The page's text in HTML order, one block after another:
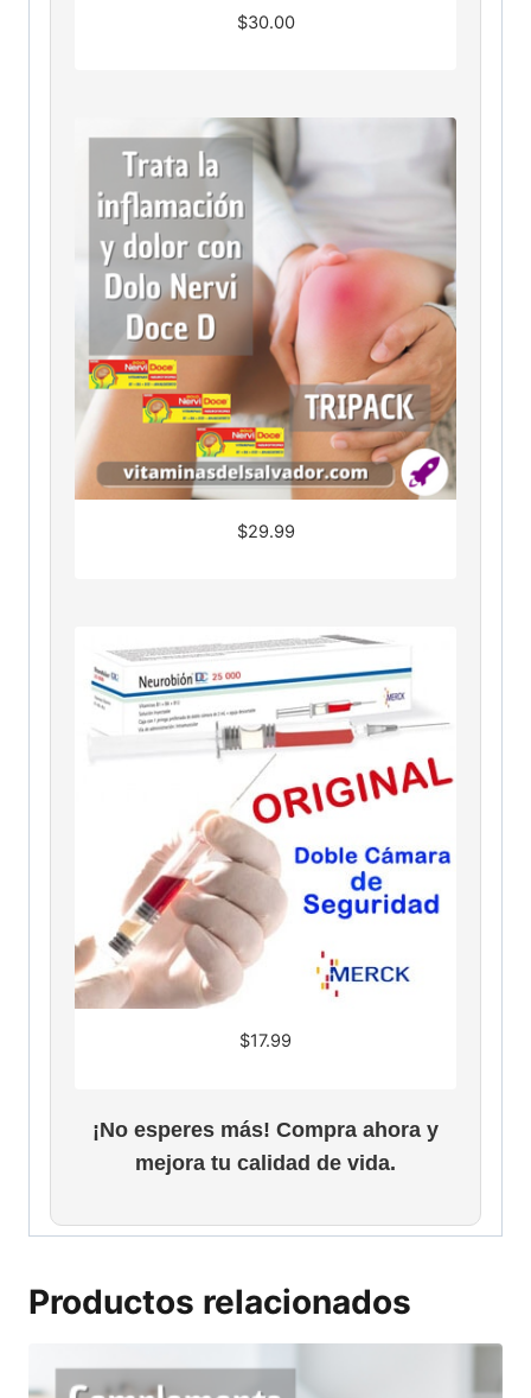
$30.00
$29.99
$17.99
¡No esperes más! Compra ahora y
mejora tu calidad de vida.
Productos relacionados